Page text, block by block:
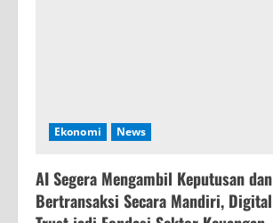
i
Ekonomi News
AI Segera Mengambil Keputusan dan
Bertransaksi Secara Mandiri, Digital